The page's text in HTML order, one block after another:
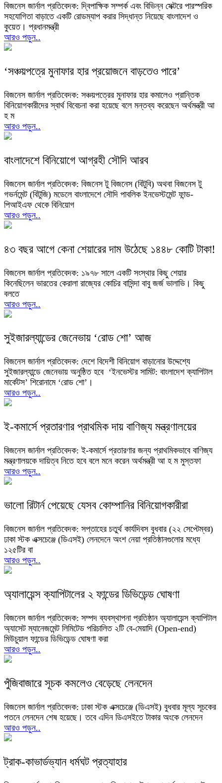
বিজনেস জার্নাল প্রতিবেদক: দ্বিপাক্ষিক সম্পর্ক এবং বিভিন্ন সেক্টরে পারস্পরিক
সহযোগিতা বাড়াতে একটি রোডম্যাপ করার সিদ্ধান্ত নিয়েছে বাংলাদেশ ও
কুয়েত। প্রধানমন্ত্রী
আরও পড়ুন..
‘সঞ্চয়পত্রে মুনাফার হার প্রয়োজনে বাড়তেও পারে’
বিজনেস জার্নাল প্রতিবেদক: সঞ্চয়পত্রের মুনাফার হার কমালেও প্রান্তিক
বিনিয়োগকারীদের স্বার্থ বিবেচনা করা হয়েছে বলে মন্তব্য করেছেন অর্থমন্ত্রী আ
হ ম
আরও পড়ুন..
বাংলাদেশে বিনিয়োগে আগ্রহী সৌদি আরব
বিজনেস জার্নাল প্রতিবেদক: বিজনেস টু বিজনেস (বিটুবি) অথবা বিজনেস টু
গভর্নমেন্ট (বিটুজি) মডেলে বাংলাদেশে সৌদি পাবলিক ইনভেস্টমেন্ট ফান্ড-
পিআইএফ থেকে বিনিয়োগ
আরও পড়ুন..
৪৩ বছর আগে কেনা শেয়ারের দাম উঠেছে ১৪৪৮ কোটি টাকা!
বিজনেস জার্নাল প্রতিবেদক: ১৯৭৮ সালে একটি সংস্থার কিছু শেয়ার
কিনেছিলেন ভারতের কেরালা রাজ্যের কোচির বাসিন্দা বাবু জর্জ ভালাভি। কিছু
বলতে
আরও পড়ুন..
সুইজারল্যান্ডের জেনেভায় ‘রোড শো’ আজ
বিজনেস জার্নাল প্রতিবেদক: দেশে বিদেশী বিনিয়োগ বাড়ানোর উদ্দেশ্যে
সুইজারল্যান্ডে জেনেভায় অনুষ্ঠিত হবে ‘ইনভেস্টর সামিট: বাংলাদেশ ক্যাপিটাল
মার্কেটস’ শিরোনামে ‘রোড শো’।
আরও পড়ুন..
ই-কমার্সে প্রতারণার প্রাথমিক দায় বাণিজ্য মন্ত্রণালয়ের
বিজনেস জার্নাল প্রতিবেদক: ই-কমার্সে প্রতারণার জন্য প্রাথমিকভাবে বাণিজ্য
মন্ত্রণালয়কে দায়িত্ব নিতে হবে বলে মনে করেন অর্থমন্ত্রী আ হ ম মুস্তফা
আরও পড়ুন..
ভালো রিটার্ন পেয়েছে যেসব কোম্পানির বিনিয়োগকারীরা
বিজনেস জার্নাল প্রতিবেদক: সপ্তাহের চতুর্থ কার্যদিবস বুধবার (২২ সেপ্টেম্বর)
ঢাকা স্টক এক্সচেঞ্জে (ডিএসই) লেনদেনে অংশ নেয়া প্রতিষ্ঠানগুলোর মধ্যে
১২৫টির বা
আরও পড়ুন..
অ্যালায়েন্স ক্যাপিটালের ২ ফান্ডের ডিভিডেন্ড ঘোষণা
বিজনেস জার্নাল প্রতিবেদক: সম্পদ ব্যবস্থাপনা প্রতিষ্ঠান অ্যালায়েন্স ক্যাপিটাল
অ্যাসেট ম্যানেজমেন্ট লিমিটেড পরিচালিত ২টি বে-মেয়াদি (Open-end)
মিউচুয়াল ফান্ডের ডিভিডেন্ড ঘোষণা করা
আরও পড়ুন..
পুঁজিবাজারে সূচক কমলেও বেড়েছে লেনদেন
বিজনেস জার্নাল প্রতিবেদক: ঢাকা স্টক এক্সচেঞ্জে (ডিএসই) বুধবার মূল্য সূচকের
পতনে লেনদেন শেষ হয়েছে। তবে এদিন ডিএসইতে টাকার অংকে লেনদেন
আরও পড়ুন..
ট্রাক-কাভার্ডভ্যান ধর্মঘট প্রত্যাহার